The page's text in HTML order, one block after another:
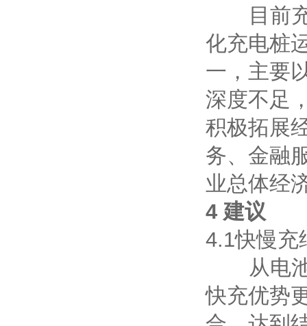
目前充
化充电桩
一，主要
深度不足
积极拓展
务、金融
业总体经
4 建议
4.1快慢充
从电池
快充优势